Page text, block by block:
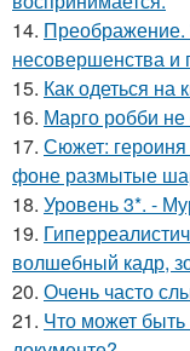
14. Преображение.
несовершенства и
15. Как одеться на
16. Марго робби не
17. Сюжет: героиня
фоне размытые
18. Уровень 3*. -
19.
волшебный кадр,
20. Очень часто
21. Что может